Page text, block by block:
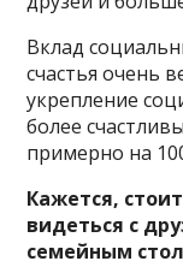
Вклад
счастья очень
укрепление
более
примерно на
Кажется,
видеться с
семейным